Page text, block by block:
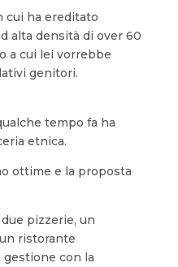
cui ha ereditato
alta densità di over 60
a cui lei vorrebbe
genitori.
tempo fa ha
etnica.
ottime e la proposta
pizzerie, un
ristorante
gestione con la